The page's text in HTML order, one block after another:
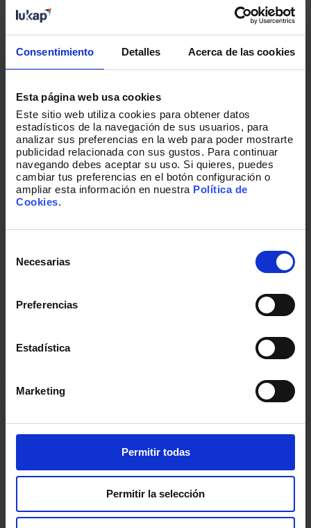
Consentimiento Detalles Acerca de las cookies
Esta página web usa cookies
Este sitio web utiliza cookies para obtener datos
estadísticos de la navegación de sus usuarios, para
analizar sus preferencias en la web para poder mostrarte
publicidad relacionada con sus gustos. Para continuar
navegando debes aceptar su uso. Si quieres, puedes
cambiar tus preferencias en el botón configuración o
ampliar esta información en nuestra Política de
Cookies.
Necesarias
Preferencias
Estadística
Marketing
Permitir todas
Permitir la selección
Nuestros últimos artículos
nuestros equipos, sobre nuestras
capacidades, nuestro día a día y nuestra
pasión.
Lukkap suma tres reconocimientos DEC por
sus metodologías de CX y EX